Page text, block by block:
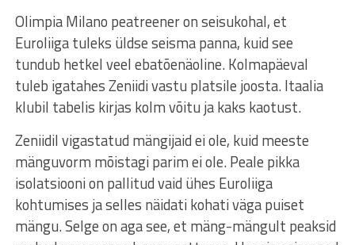
Olimpia Milano peatreener on seisukohal, et
Euroliiga tuleks üldse seisma panna, kuid see
tundub hetkel veel ebatõenäoline. Kolmapäeval
tuleb igatahes Zeniidi vastu platsile joosta. Itaalia
klubil tabelis kirjas kolm võitu ja kaks kaotust.
Zeniidil vigastatud mängijaid ei ole, kuid meeste
mänguvorm mõistagi parim ei ole. Peale pikka
isolatsiooni on pallitud vaid ühes Euroliiga
kohtumises ja selles näidati kohati väga puiset
mängu. Selge on aga see, et mäng-mängult peaksid